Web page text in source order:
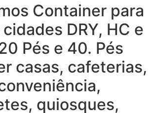
Container para
DRY, HC e
Pés e 40. Pés
casas, cafeterias,
quiosques,